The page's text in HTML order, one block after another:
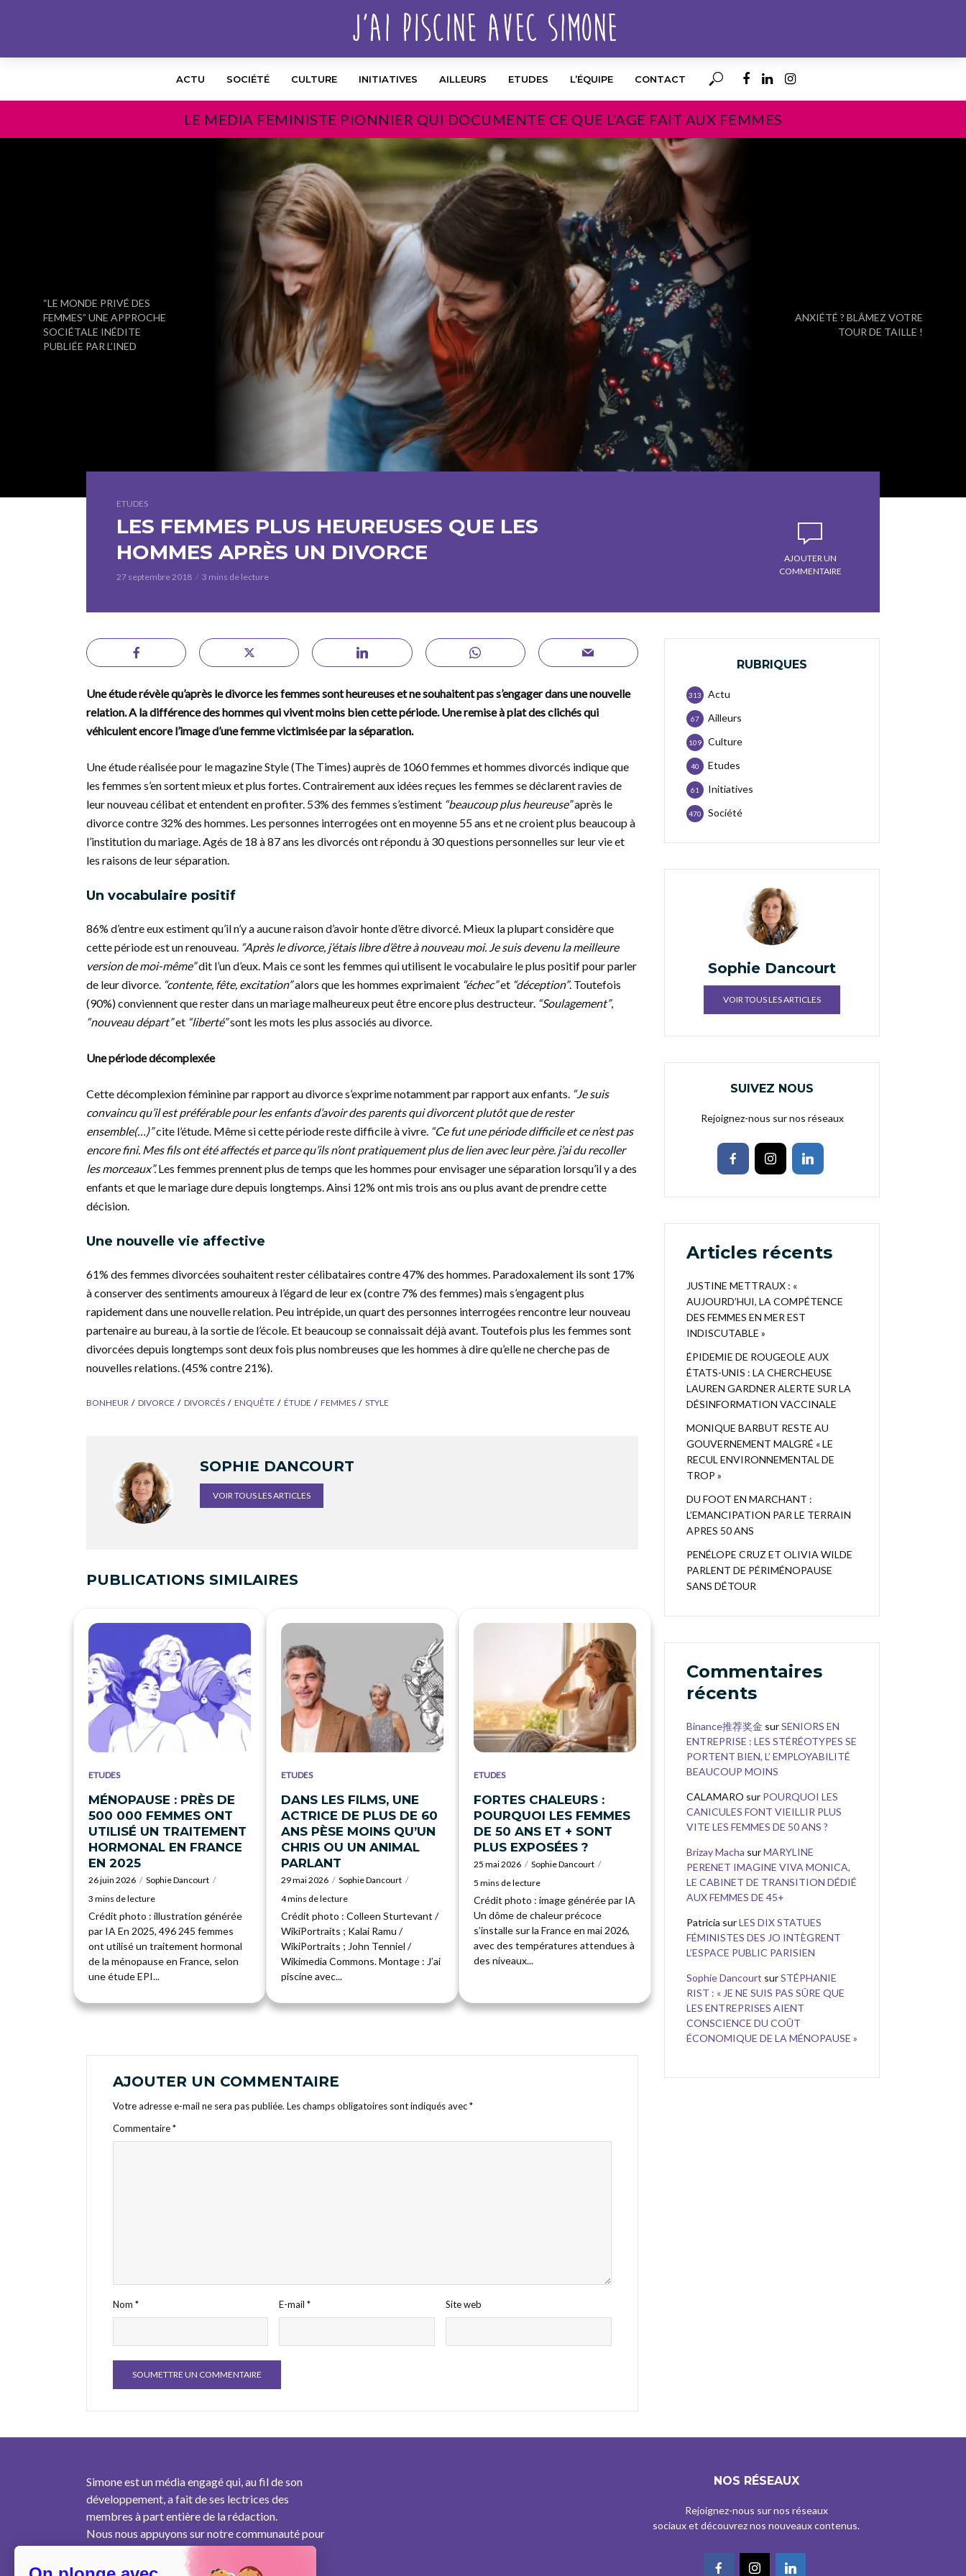
ACTU SOCIÉTÉ CULTURE INITIATIVES AILLEURS ETUDES L’ÉQUIPE CONTACT
LE MEDIA FEMINISTE PIONNIER QUI DOCUMENTE CE QUE L’AGE FAIT AUX FEMMES
“LE MONDE PRIVÉ DES
FEMMES” UNE APPROCHE
SOCIÉTALE INÉDITE
PUBLIÉE PAR L’INED
ANXIÉTÉ ? BLÂMEZ VOTRE
TOUR DE TAILLE !
ETUDES
LES FEMMES PLUS HEUREUSES QUE LES
HOMMES APRÈS UN DIVORCE
27 septembre 2018 3 mins de lecture
AJOUTER UN
COMMENTAIRE
Une étude révèle qu’après le divorce les femmes sont heureuses et ne souhaitent pas s’engager dans une nouvelle
relation. A la différence des hommes qui vivent moins bien cette période. Une remise à plat des clichés qui
véhiculent encore l’image d’une femme victimisée par la séparation.
Une étude réalisée pour le magazine Style (The Times) auprès de 1060 femmes et hommes divorcés indique que
les femmes s’en sortent mieux et plus fortes. Contrairement aux idées reçues les femmes se déclarent ravies de
leur nouveau célibat et entendent en profiter. 53% des femmes s’estiment “beaucoup plus heureuse”après le
divorce contre 32% des hommes. Les personnes interrogées ont en moyenne 55 ans et ne croient plus beaucoup à
l’institution du mariage. Agés de 18 à 87 ans les divorcés ont répondu à 30 questions personnelles sur leur vie et
les raisons de leur séparation.
Un vocabulaire positif
86% d’entre eux estiment qu’il n’y a aucune raison d’avoir honte d’être divorcé. Mieux la plupart considère que
cette période est un renouveau. “Après le divorce, j’étais libre d’être à nouveau moi. Je suis devenu la meilleure
version de moi-même”dit l’un d’eux. Mais ce sont les femmes qui utilisent le vocabulaire le plus positif pour parler
de leur divorce. “contente, fête, excitation”alors que les hommes exprimaient “échec”et “déception”. Toutefois
(90%) conviennent que rester dans un mariage malheureux peut être encore plus destructeur. “Soulagement”,
“nouveau départ”et “liberté”sont les mots les plus associés au divorce.
Une période décomplexée
Cette décomplexion féminine par rapport au divorce s’exprime notamment par rapport aux enfants. “Je suis
convaincu qu’il est préférable pour les enfants d’avoir des parents qui divorcent plutôt que de rester
ensemble(…)”cite l’étude. Même si cette période reste difficile à vivre. “Ce fut une période difficile et ce n’est pas
encore fini. Mes fils ont été affectés et parce qu’ils n’ont pratiquement plus de lien avec leur père. j’ai du recoller
les morceaux”.Les femmes prennent plus de temps que les hommes pour envisager une séparation lorsqu’il y a des
enfants et que le mariage dure depuis longtemps. Ainsi 12% ont mis trois ans ou plus avant de prendre cette
décision.
Une nouvelle vie affective
61% des femmes divorcées souhaitent rester célibataires contre 47% des hommes. Paradoxalement ils sont 17%
à conserver des sentiments amoureux à l’égard de leur ex (contre 7% des femmes) mais s’engagent plus
rapidement dans une nouvelle relation. Peu intrépide, un quart des personnes interrogées rencontre leur nouveau
partenaire au bureau, à la sortie de l’école. Et beaucoup se connaissait déjà avant. Toutefois plus les femmes sont
divorcées depuis longtemps sont deux fois plus nombreuses que les hommes à dire qu’elle ne cherche pas de
nouvelles relations. (45% contre 21%).
BONHEUR DIVORCE DIVORCÉS ENQUÊTE ÉTUDE FEMMES STYLE
SOPHIE DANCOURT
VOIR TOUS LES ARTICLES
PUBLICATIONS SIMILAIRES
ETUDES
MÉNOPAUSE : PRÈS DE
500 000 FEMMES ONT
UTILISÉ UN TRAITEMENT
HORMONAL EN FRANCE
EN 2025
26 juin 2026
Sophie Dancourt
3 mins de lecture
Crédit photo : illustration générée
par IA En 2025, 496 245 femmes
ont utilisé un traitement hormonal
de la ménopause en France, selon
une étude EPI...
ETUDES
DANS LES FILMS, UNE
ACTRICE DE PLUS DE 60
ANS PÈSE MOINS QU’UN
CHRIS OU UN ANIMAL
PARLANT
29 mai 2026
Sophie Dancourt
4 mins de lecture
Crédit photo : Colleen Sturtevant /
WikiPortraits ; Kalai Ramu /
WikiPortraits ; John Tenniel /
Wikimedia Commons. Montage : J’ai
piscine avec...
ETUDES
FORTES CHALEURS :
POURQUOI LES FEMMES
DE 50 ANS ET + SONT
PLUS EXPOSÉES ?
25 mai 2026
Sophie Dancourt
5 mins de lecture
Crédit photo : image générée par IA
Un dôme de chaleur précoce
s’installe sur la France en mai 2026,
avec des températures attendues à
des niveaux...
AJOUTER UN COMMENTAIRE
Votre adresse e-mail ne sera pas publiée. Les champs obligatoires sont indiqués avec*
Commentaire*
Nom * E-mail* Site web
RUBRIQUES
Actu
313
Ailleurs
67
Culture
109
Etudes
40
Initiatives
61
Société
470
Sophie Dancourt
VOIR TOUS LES ARTICLES
SUIVEZ NOUS
Rejoignez-nous sur nos réseaux
Articles récents
JUSTINE METTRAUX : «
AUJOURD’HUI, LA COMPÉTENCE
DES FEMMES EN MER EST
INDISCUTABLE »
ÉPIDEMIE DE ROUGEOLE AUX
ÉTATS-UNIS : LA CHERCHEUSE
LAUREN GARDNER ALERTE SUR LA
DÉSINFORMATION VACCINALE
MONIQUE BARBUT RESTE AU
GOUVERNEMENT MALGRÉ « LE
RECUL ENVIRONNEMENTAL DE
TROP »
DU FOOT EN MARCHANT :
L’EMANCIPATION PAR LE TERRAIN
APRES 50 ANS
PENÉLOPE CRUZ ET OLIVIA WILDE
PARLENT DE PÉRIMÉNOPAUSE
SANS DÉTOUR
Commentaires
récents
Binance推荐奖金 surSENIORS EN
ENTREPRISE : LES STÉRÉOTYPES SE
PORTENT BIEN, L’ EMPLOYABILITÉ
BEAUCOUP MOINS
CALAMARO sur POURQUOI LES
CANICULES FONT VIEILLIR PLUS
VITE LES FEMMES DE 50 ANS ?
Brizay Macha surMARYLINE
PERENET IMAGINE VIVA MONICA,
LE CABINET DE TRANSITION DÉDIÉ
AUX FEMMES DE 45+
Patricia surLES DIX STATUES
FÉMINISTES DES JO INTÈGRENT
L’ESPACE PUBLIC PARISIEN
Sophie Dancourt surSTÉPHANIE
RIST : « JE NE SUIS PAS SÛRE QUE
LES ENTREPRISES AIENT
CONSCIENCE DU COÛT
ÉCONOMIQUE DE LA MÉNOPAUSE »
Simone est un média engagé qui, au fil de son
développement, a fait de ses lectrices des
membres à part entière de la rédaction.
Nous nous appuyons sur notre communauté pour
produire un contenu pertinent au plus près des
besoins des femmes de notre génération.
NOS RÉSEAUX
Rejoignez-nous sur nos réseaux
sociaux et découvrez nos nouveaux contenus.